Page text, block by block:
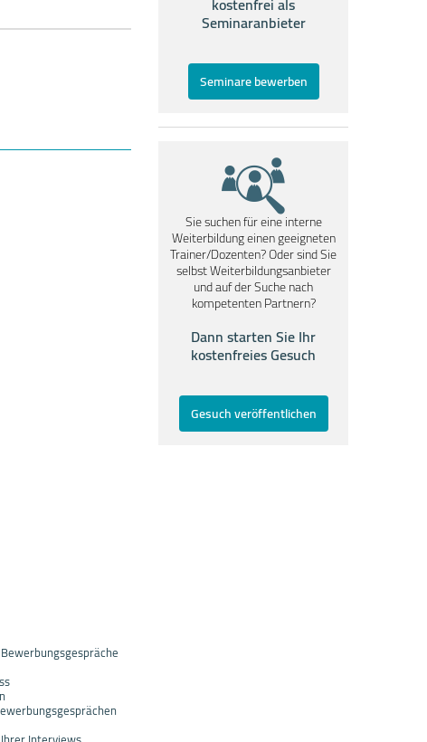
Seminaranbieter
Seminare bewerben
Sie suchen für eine interne
Weiterbildung einen geeigneten
Trainer/Dozenten? Oder sind Sie
selbst Weiterbildungsanbieter
und auf der Suche nach
kompetenten Partnern?
Dann starten Sie Ihr
kostenfreies Gesuch
Gesuch veröffentlichen